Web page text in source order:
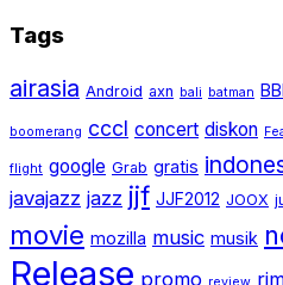
Tags
airasia Android axn bali batman
boomerang cccl concert diskon
flight google Grab gratis
javajazz jazz jjf JJF2012 JOOX
movie mozilla music musik
Release promo